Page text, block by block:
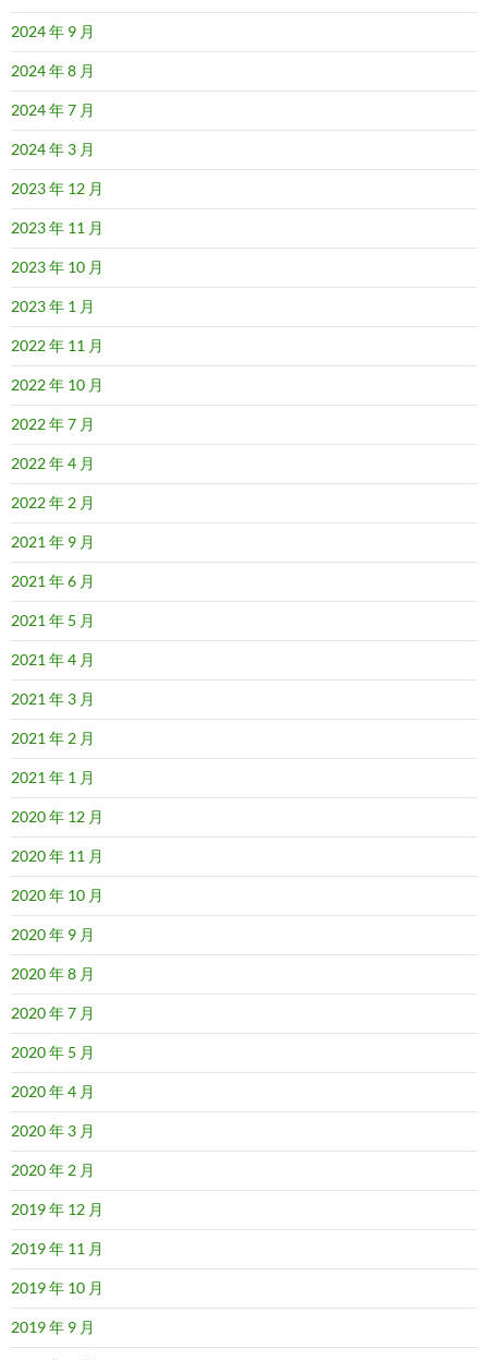
2024 年 9 月
2024 年 8 月
2024 年 7 月
2024 年 3 月
2023 年 12 月
2023 年 11 月
2023 年 10 月
2023 年 1 月
2022 年 11 月
2022 年 10 月
2022 年 7 月
2022 年 4 月
2022 年 2 月
2021 年 9 月
2021 年 6 月
2021 年 5 月
2021 年 4 月
2021 年 3 月
2021 年 2 月
2021 年 1 月
2020 年 12 月
2020 年 11 月
2020 年 10 月
2020 年 9 月
2020 年 8 月
2020 年 7 月
2020 年 5 月
2020 年 4 月
2020 年 3 月
2020 年 2 月
2019 年 12 月
2019 年 11 月
2019 年 10 月
2019 年 9 月